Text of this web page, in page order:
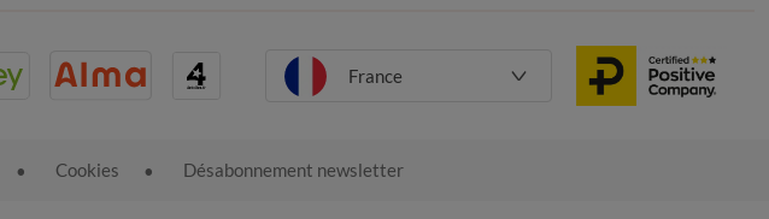
France
Cookies Désabonnement newsletter